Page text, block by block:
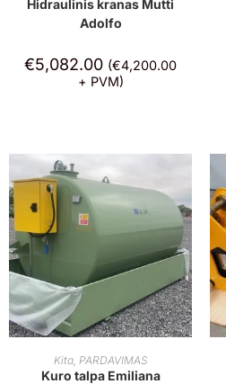
Hidraulinis kranas Mutti
Adolfo
€5,082.00 (€4,200.00
+ PVM)
Į KREPŠELĮ
Kita, PARDAVIMAS
Kuro talpa Emiliana